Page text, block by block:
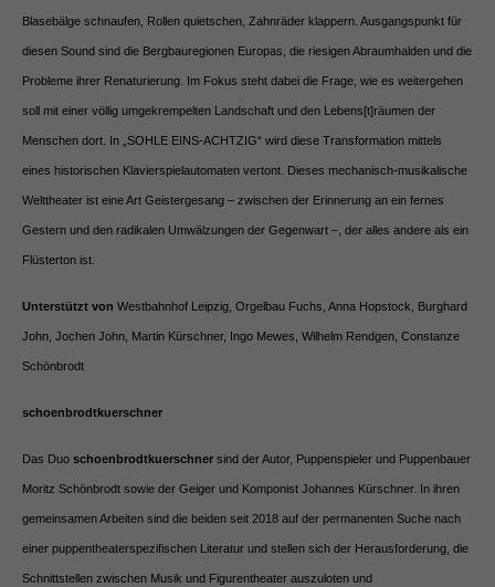
Blasebälge schnaufen, Rollen quietschen, Zahnräder klappern. Ausgangspunkt für
diesen Sound sind die Bergbauregionen Europas, die riesigen Abraumhalden und die
Probleme ihrer Renaturierung. Im Fokus steht dabei die Frage, wie es weitergehen
soll mit einer völlig umgekrempelten Landschaft und den Lebens[t]räumen der
Menschen dort. In „SOHLE EINS-ACHTZIG“ wird diese Transformation mittels
eines historischen Klavierspielautomaten vertont. Dieses mechanisch-musikalische
Welttheater ist eine Art Geistergesang – zwischen der Erinnerung an ein fernes
Gestern und den radikalen Umwälzungen der Gegenwart –, der alles andere als ein
Flüsterton ist.
Unterstützt von Westbahnhof Leipzig, Orgelbau Fuchs, Anna Hopstock, Burghard
John, Jochen John, Martin Kürschner, Ingo Mewes, Wilhelm Rendgen, Constanze
Schönbrodt
schoenbrodtkuerschner
Das Duo schoenbrodtkuerschner sind der Autor, Puppenspieler und Puppenbauer
Moritz Schönbrodt sowie der Geiger und Komponist Johannes Kürschner. In ihren
gemeinsamen Arbeiten sind die beiden seit 2018 auf der permanenten Suche nach
einer puppentheaterspezifischen Literatur und stellen sich der Herausforderung, die
Schnittstellen zwischen Musik und Figurentheater auszuloten und